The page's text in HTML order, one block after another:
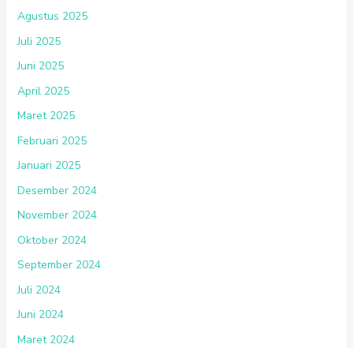
Agustus 2025
Juli 2025
Juni 2025
April 2025
Maret 2025
Februari 2025
Januari 2025
Desember 2024
November 2024
Oktober 2024
September 2024
Juli 2024
Juni 2024
Maret 2024